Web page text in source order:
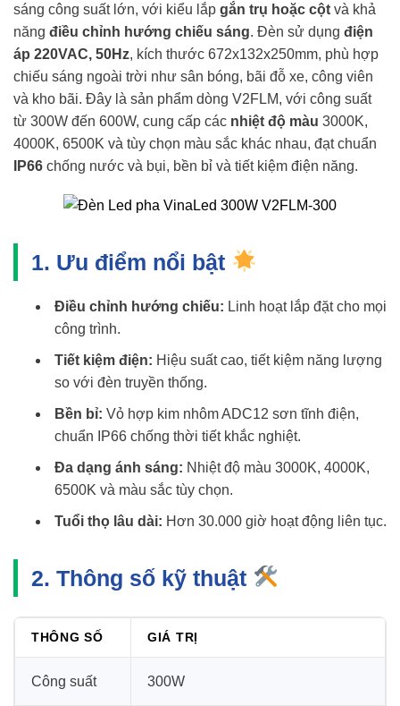
sáng công suất lớn, với kiểu lắp gắn trụ hoặc cột và khả
năng điều chỉnh hướng chiếu sáng. Đèn sử dụng điện
áp 220VAC, 50Hz, kích thước 672x132x250mm, phù hợp
chiếu sáng ngoài trời như sân bóng, bãi đỗ xe, công viên
và kho bãi. Đây là sản phẩm dòng V2FLM, với công suất
từ 300W đến 600W, cung cấp các nhiệt độ màu 3000K,
4000K, 6500K và tùy chọn màu sắc khác nhau, đạt chuẩn
IP66 chống nước và bụi, bền bỉ và tiết kiệm điện năng.
1. Ưu điểm nổi bật
Điều chỉnh hướng chiếu: Linh hoạt lắp đặt cho mọi
công trình.
Tiết kiệm điện: Hiệu suất cao, tiết kiệm năng lượng
so với đèn truyền thống.
Bền bỉ: Vỏ hợp kim nhôm ADC12 sơn tĩnh điện,
chuẩn IP66 chống thời tiết khắc nghiệt.
Đa dạng ánh sáng: Nhiệt độ màu 3000K, 4000K,
6500K và màu sắc tùy chọn.
Tuổi thọ lâu dài: Hơn 30.000 giờ hoạt động liên tục.
2. Thông số kỹ thuật
THÔNG SỐ GIÁ TRỊ
Công suất 300W